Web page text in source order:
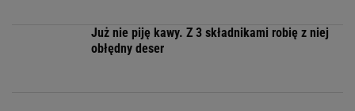
Już nie piję kawy. Z 3 składnikami robię z niej
obłędny deser